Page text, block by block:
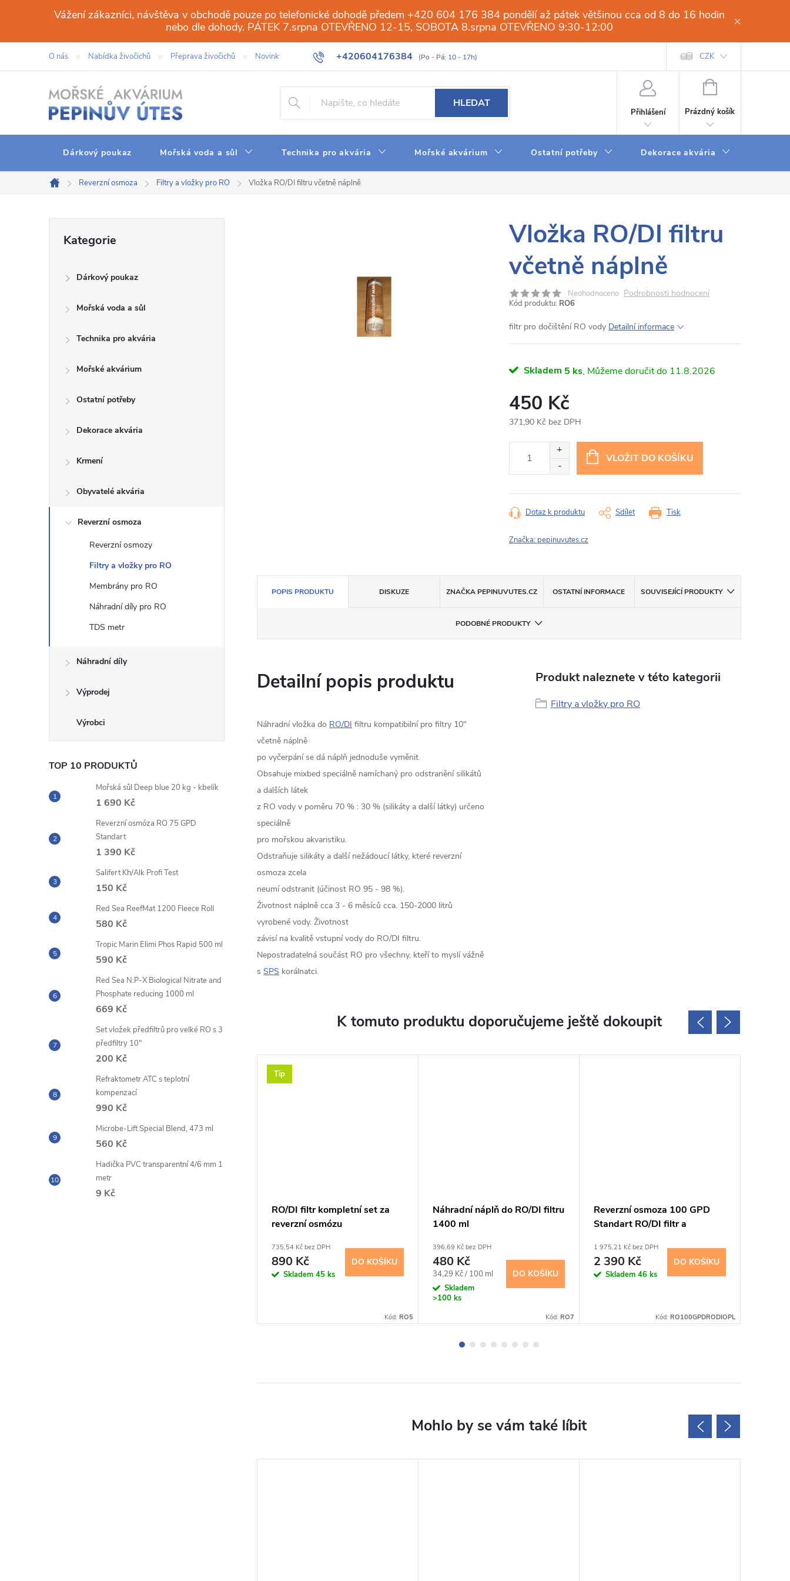
obsah
Vážení zákazníci, návštěva v obchodě pouze po telefonické dohodě předem +420 604 176 384 pondělí až pátek většinou cca od 8 do 16 hodin
nebo dle dohody. PÁTEK 7.srpna OTEVŘENO 12-15, SOBOTA 8.srpna OTEVŘENO 9:30-12:00
+420604176384
O nás Nabídka živočichů Přeprava živočichů Novinky Galerie Obchod Web Slovník pojmů Obchodní podmínky Dodací a platební
CZK
HLEDAT
Přihlášení
NÁKUPNÍ
Prázdný košík
Dárkový poukaz Mořská voda a sůl Technika pro akvária Mořské akvárium Ostatní potřeby Dekorace akvária
Domů
Reverzní osmoza Filtry a vložky pro RO Vložka RO/DI filtru včetně náplně
kategorie
Kategorie
Dárkový poukaz
Mořská voda a sůl
Technika pro akvária
Mořské akvárium
Ostatní potřeby
Dekorace akvária
Krmení
Obyvatelé akvária
Reverzní osmoza
Reverzní osmozy
Filtry a vložky pro RO
Membrány pro RO
Náhradní díly pro RO
TDS metr
Náhradní díly
Výprodej
TOP 10 PRODUKTŮ
Mořská sůl Deep blue 20 kg - kbelík
1 690 Kč
Reverzní osmóza RO 75 GPD
Standart
1 390 Kč
Salifert Kh/Alk Profi Test
150 Kč
Red Sea ReefMat 1200 Fleece Roll
580 Kč
Tropic Marin Elimi Phos Rapid 500 ml
590 Kč
Red Sea N:P-X Biological Nitrate and
Phosphate reducing 1000 ml
669 Kč
Set vložek předfiltrů pro velké RO s 3
předfiltry 10"
200 Kč
Refraktometr ATC s teplotní
kompenzací
990 Kč
Microbe-Lift Special Blend, 473 ml
560 Kč
Hadička PVC transparentní 4/6 mm 1
metr
9 Kč
Vložka RO/DI filtru
včetně náplně
Neohodnoceno Podrobnosti hodnocení
Kód produktu: RO6
filtr pro dočištění RO vody Detailní informace
Skladem 5 ks 11.8.2026
450 Kč
371,90 Kč bez DPH
VLOŽIT DO KOŠÍKU
Tisk
Dotaz k produktu Sdílet
Značka: pepinuvutes.cz
POPIS PRODUKTU DISKUZE ZNAČKAPEPINUVUTES.CZ OSTATNÍ INFORMACE SOUVISEJÍCÍ PRODUKTY
PODOBNÉ PRODUKTY
Detailní popis produktu
Náhradní vložka do RO/DI filtru kompatibilní pro filtry 10"
včetně náplně
po vyčerpání se dá náplň jednoduše vyměnit.
Obsahuje mixbed speciálně namíchaný pro odstranění silikátů
a dalších látek
z RO vody v poměru 70 % : 30 % (silikáty a další látky) určeno
speciálně
pro mořskou akvaristiku.
Odstraňuje silikáty a další nežádoucí látky, které reverzní
osmoza zcela
neumí odstranit (účinost RO 95 - 98 %).
Životnost náplně cca 3 - 6 měsíců cca. 150-2000 litrů
vyrobené vody. Životnost
závisí na kvalitě vstupní vody do RO/DI filtru.
Nepostradatelná součást RO pro všechny, kteří to myslí vážně
s SPS korálnatci.
Produkt naleznete v této kategorii
Filtry a vložky pro RO
K tomuto produktu doporučujeme ještě dokoupit
Tip
RO/DI filtr kompletní set za
reverzní osmózu
735,54 Kč bez DPH
890 Kč
Skladem 45 ks
DO KOŠÍKU
Kód: RO5
Náhradní náplň do RO/DI filtru
1400 ml
396,69 Kč bez DPH
480 Kč
Měrná
cena:
34,29 Kč / 100 ml
Skladem
>100 ks
DO KOŠÍKU
Kód: RO7
Reverzní osmoza 100 GPD
Standart RO/DI filtr a
1 975,21 Kč bez DPH
2 390 Kč
Skladem 46 ks
DO KOŠÍKU
Kód: RO100GPDRODIOPL